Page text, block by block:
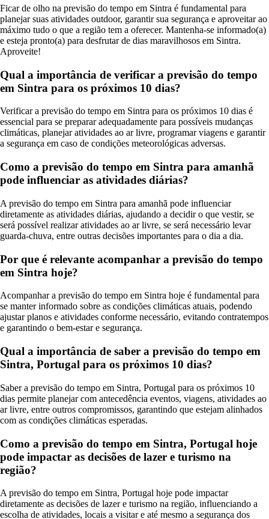
Ficar de olho na previsão do tempo em Sintra é fundamental para
planejar suas atividades outdoor, garantir sua segurança e aproveitar ao
máximo tudo o que a região tem a oferecer. Mantenha-se informado(a)
e esteja pronto(a) para desfrutar de dias maravilhosos em Sintra.
Aproveite!
Qual a importância de verificar a previsão do tempo
em Sintra para os próximos 10 dias?
Verificar a previsão do tempo em Sintra para os próximos 10 dias é
essencial para se preparar adequadamente para possíveis mudanças
climáticas, planejar atividades ao ar livre, programar viagens e garantir
a segurança em caso de condições meteorológicas adversas.
Como a previsão do tempo em Sintra para amanhã
pode influenciar as atividades diárias?
A previsão do tempo em Sintra para amanhã pode influenciar
diretamente as atividades diárias, ajudando a decidir o que vestir, se
será possível realizar atividades ao ar livre, se será necessário levar
guarda-chuva, entre outras decisões importantes para o dia a dia.
Por que é relevante acompanhar a previsão do tempo
em Sintra hoje?
Acompanhar a previsão do tempo em Sintra hoje é fundamental para
se manter informado sobre as condições climáticas atuais, podendo
ajustar planos e atividades conforme necessário, evitando contratempos
e garantindo o bem-estar e segurança.
Qual a importância de saber a previsão do tempo em
Sintra, Portugal para os próximos 10 dias?
Saber a previsão do tempo em Sintra, Portugal para os próximos 10
dias permite planejar com antecedência eventos, viagens, atividades ao
ar livre, entre outros compromissos, garantindo que estejam alinhados
com as condições climáticas esperadas.
Como a previsão do tempo em Sintra, Portugal hoje
pode impactar as decisões de lazer e turismo na
região?
A previsão do tempo em Sintra, Portugal hoje pode impactar
diretamente as decisões de lazer e turismo na região, influenciando a
escolha de atividades, locais a visitar e até mesmo a segurança dos